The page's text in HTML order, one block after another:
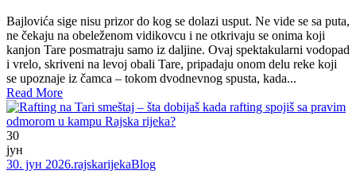
Bajlovića sige nisu prizor do kog se dolazi usput. Ne vide se sa puta,
ne čekaju na obeleženom vidikovcu i ne otkrivaju se onima koji
kanjon Tare posmatraju samo iz daljine. Ovaj spektakularni vodopad
i vrelo, skriveni na levoj obali Tare, pripadaju onom delu reke koji
se upoznaje iz čamca – tokom dvodnevnog spusta, kada...
Read More
30
јун
30. јун 2026.rajskarijekaBlog